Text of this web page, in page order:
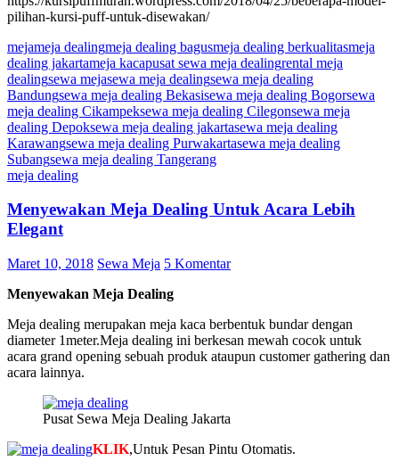
pilihan-kursi-puff-untuk-disewakan/
mejameja dealingmeja dealing bagusmeja dealing berkualitasmeja
dealing jakartameja kacapusat sewa meja dealingrental meja
dealingsewa mejasewa meja dealingsewa meja dealing
Bandungsewa meja dealing Bekasisewa meja dealing Bogorsewa
meja dealing Cikampeksewa meja dealing Cilegonsewa meja
dealing Depoksewa meja dealing jakartasewa meja dealing
Karawangsewa meja dealing Purwakartasewa meja dealing
Subangsewa meja dealing Tangerang
meja dealing
Menyewakan Meja Dealing Untuk Acara Lebih
Elegant
Maret 10, 2018 Sewa Meja 5 Komentar
Menyewakan Meja Dealing
Meja dealing merupakan meja kaca berbentuk bundar dengan
diameter 1meter.Meja dealing ini berkesan mewah cocok untuk
acara grand opening sebuah produk ataupun customer gathering dan
acara lainnya.
Pusat Sewa Meja Dealing Jakarta
KLIK,Untuk Pesan Pintu Otomatis.